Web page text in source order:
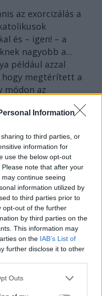
Information
to third parties, or
information for
use the below opt-out
note that after your
continue seeing
information utilized by
to third parties prior to
opt-out of the further
by third parties on the
This information may
on the IAB’s List of
further disclose it to other
Outs
az exorcizálás a
és – igen! – a
nagyobb a…
például azzal
megtérített a
módon az
idéző
a
lassan
– „két
ezen a téren a
Ennek ellenére az
lényegileg nem
Romanumóta, a
Pál pápa